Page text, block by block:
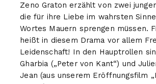
Zeno Graton erzählt von zwei
die für ihre Liebe im wahrsten
Wortes Mauern sprengen müssen.
heißt in diesem Drama vor allem
Leidenschaft! In den Hauptrollen
Gharbia („Peter von Kant“) und
Jean (aus unserem Eröffnungsfilm